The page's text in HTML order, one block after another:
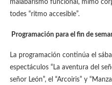
malabarismo funcional, mimo
todes “ritmo accesible”.
Programación para el fin de
La programación continúa el
espectáculos “La aventura del
señor León”, el “Arcoiris” y